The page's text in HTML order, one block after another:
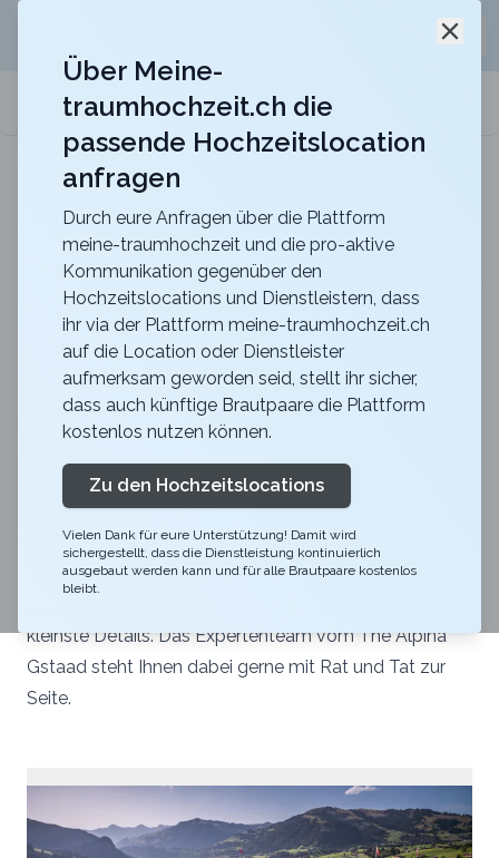
meine-traumhochzeit.ch
Hotel Belvoir Lake View & Spa
Heiraten im Hotel Belvoir mit unvergesslichem Blick
Zurück zur Suche
The Alpina Gstaad -
RESTAURANT SOMMET
4.8
Abendessen
BE
Intim oder opulent, traditionell oder innovativ – Ihr
Hochzeitstag wird Ihnen ein Leben lang in Erinnerung
bleiben. Damit der grosse Tag ein voller Erfolg wird,
kleinste Details. Das Expertenteam vom The Alpina
Gstaad steht Ihnen dabei gerne mit Rat und Tat zur
Seite.
Über Meine-
traumhochzeit.ch die
passende Hochzeitslocation
anfragen
Durch eure Anfragen über die Plattform
meine-traumhochzeit und die pro-aktive
Kommunikation gegenüber den
Hochzeitslocations und Dienstleistern, dass
ihr via der Plattform meine-traumhochzeit.ch
auf die Location oder Dienstleister
aufmerksam geworden seid, stellt ihr sicher,
dass auch künftige Brautpaare die Plattform
kostenlos nutzen können.
Zu den Hochzeitslocations
Vielen Dank für eure Unterstützung! Damit wird
sichergestellt, dass die Dienstleistung kontinuierlich
ausgebaut werden kann und für alle Brautpaare kostenlos
bleibt.